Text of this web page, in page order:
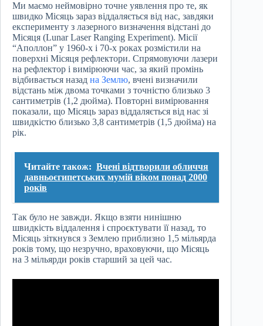
Ми маємо неймовірно точне уявлення про те, як
швидко Місяць зараз віддаляється від нас, завдяки
експерименту з лазерного визначення відстані до
Місяця (Lunar Laser Ranging Experiment). Місії
“Аполлон” у 1960-х і 70-х роках розмістили на
поверхні Місяця рефлектори. Спрямовуючи лазери
на рефлектор і вимірюючи час, за який промінь
відбивається назад на Землю, вчені визначили
відстань між двома точками з точністю близько 3
сантиметрів (1,2 дюйма). Повторні вимірювання
показали, що Місяць зараз віддаляється від нас зі
швидкістю близько 3,8 сантиметрів (1,5 дюйма) на
рік.
Читайте також: Вчені відтворили обличчя
давньоєгипетських мумій віком понад 2000
років
Так було не завжди. Якщо взяти нинішню
швидкість віддалення і спроєктувати її назад, то
Місяць зіткнувся з Землею приблизно 1,5 мільярда
років тому, що незручно, враховуючи, що Місяць
на 3 мільярди років старший за цей час.